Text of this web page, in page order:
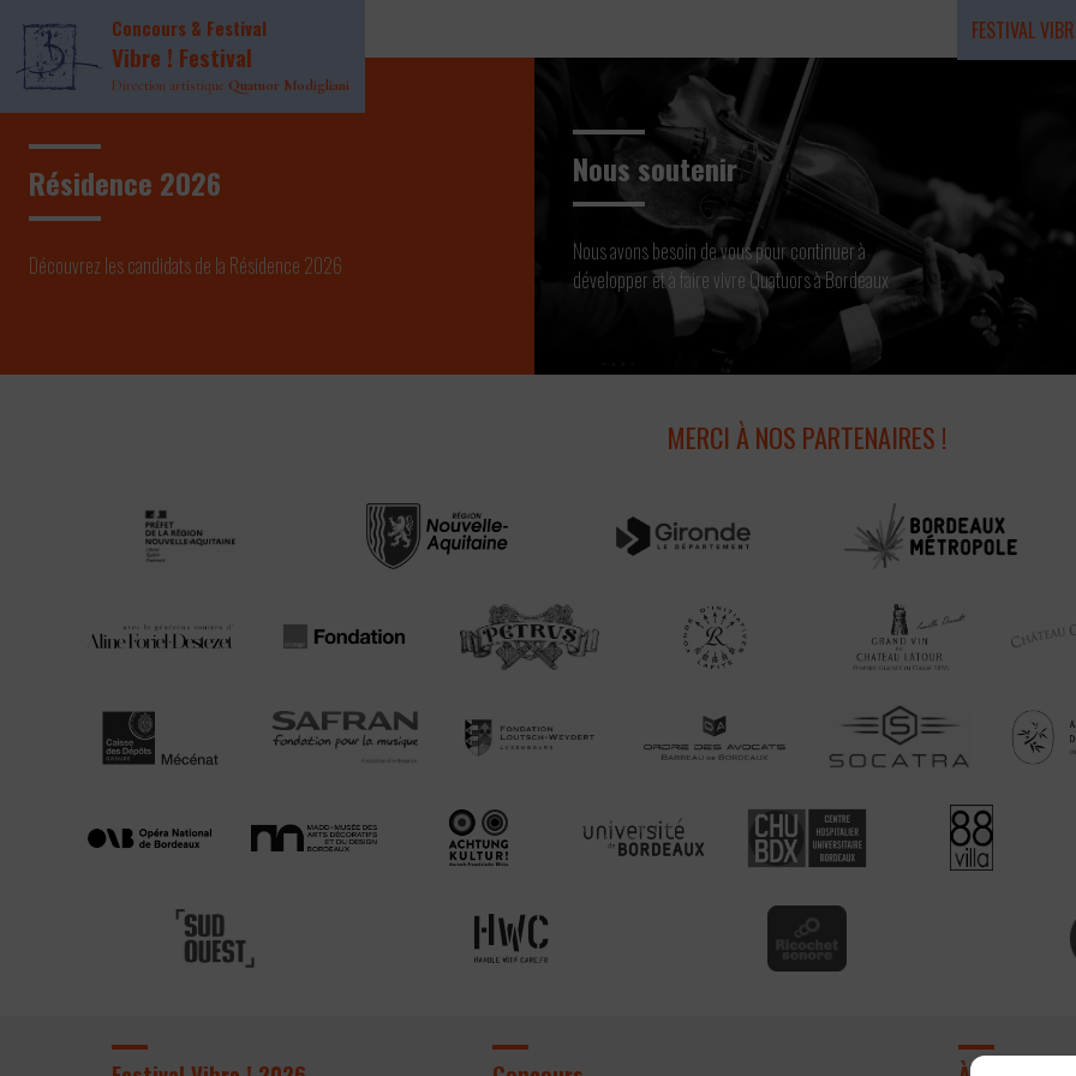
Concours & Festival
Vibre ! Festival
Direction artistique Quatuor Modigliani
FESTIVAL
Résidence
Page INDEX Header
Page INDEX Main
Résidence 2026
Découvrez les candidats de la Résidence 2026
Nous soutenir
Nous avons besoin de vous pour continuer à
développer et à faire vivre Quatuors à Bordeaux
MERCI À NOS PARTENAIRES !